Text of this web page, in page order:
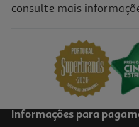
Cabo H05vv-F 3g4mm2
14,99 €
consulte mais
Informações para